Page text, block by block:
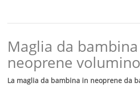
€ 39,00.€ 9,90.
in
quantità
Maglia da
neoprene
La maglia da bambina in neoprene da